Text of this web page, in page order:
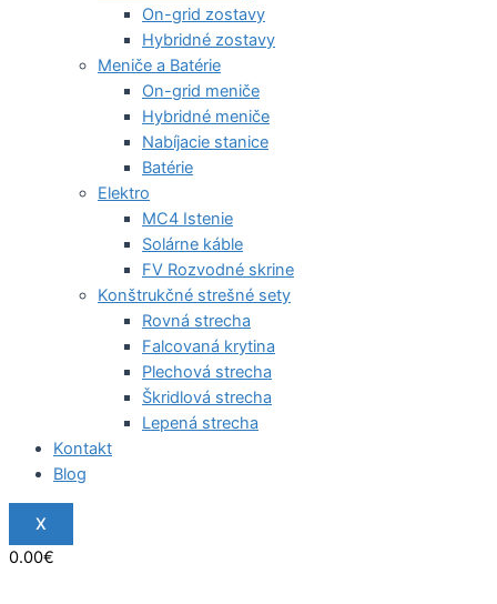
On-grid zostavy
Hybridné zostavy
Meniče a Batérie
On-grid meniče
Hybridné meniče
Nabíjacie stanice
Batérie
Elektro
MC4 Istenie
Solárne káble
FV Rozvodné skrine
Konštrukčné strešné sety
Rovná strecha
Falcovaná krytina
Plechová strecha
Škridlová strecha
Lepená strecha
Kontakt
Blog
X
0.00€